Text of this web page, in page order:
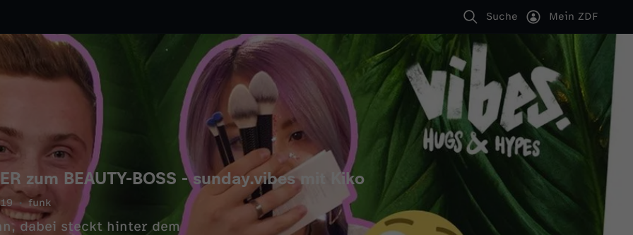
Suche Mein ZDF
zum BEAUTY-BOSS - sunday.vibes mit Kiko
funk
dabei steckt hinter dem